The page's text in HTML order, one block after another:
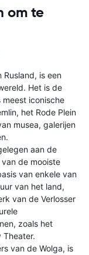
om te
is een
Het is de
iconische
het Rode Plein
musea, galerijen
aan de
de mooiste
van enkele van
van het land,
van de Verlosser
zoals het
Theater.
van de Wolga, is